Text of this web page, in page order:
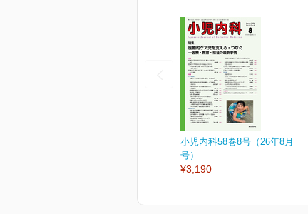
小児内科58巻8号（26年8月
号）
¥3,190